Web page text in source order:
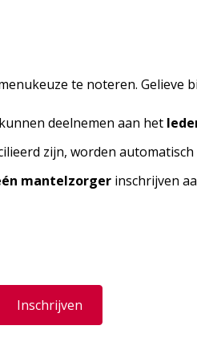
te noteren.
kunnen deelnemen aan het
zijn, worden
mantelzorgerinschrijven
Inschrijven